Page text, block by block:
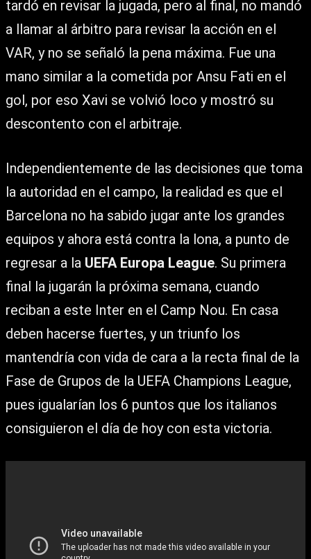
tardó en revisar la jugada, pero al final, no mandó
a llamar al árbitro para revisar la acción en el
VAR, y no se señaló la pena máxima. Fue una
mano similar a la cometida por Ansu Fati en el
gol, por eso Xavi se volvió loco y mostró su
descontento con el arbitraje.
Independientemente de las decisiones que toma
la autoridad en el campo, la realidad es que el
Barcelona no ha sabido jugar ante los grandes
equipos y ahora está contra la lona, a punto de
regresar a la UEFA Europa League. Su primera
final la jugarán la próxima semana, cuando
reciban a este Inter en el Camp Nou. En casa
deben hacerse fuertes, y un triunfo los
mantendría con vida de cara a la recta final de la
Fase de Grupos de la UEFA Champions League,
pues igualarían los 6 puntos que los italianos
consiguieron el día de hoy con esta victoria.